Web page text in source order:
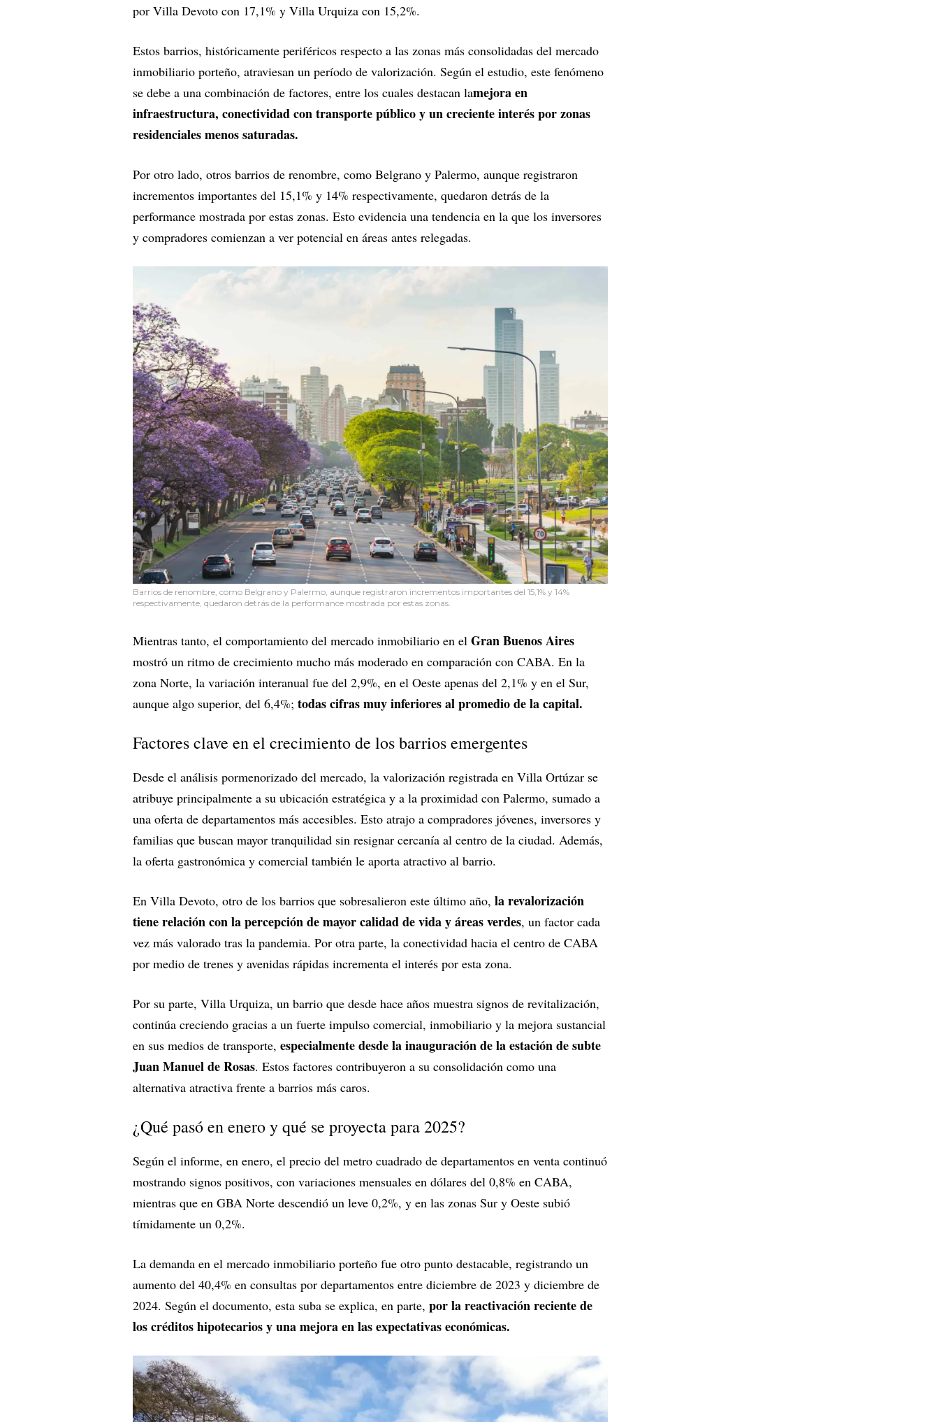
por Villa Devoto con 17,1% y Villa Urquiza con 15,2%.
Estos barrios, históricamente periféricos respecto a las zonas más consolidadas del mercado
inmobiliario porteño, atraviesan un período de valorización. Según el estudio, este fenómeno
se debe a una combinación de factores, entre los cuales destacan lamejora en
infraestructura, conectividad con transporte público y un creciente interés por zonas
residenciales menos saturadas.
Por otro lado, otros barrios de renombre, como Belgrano y Palermo, aunque registraron
incrementos importantes del 15,1% y 14% respectivamente, quedaron detrás de la
performance mostrada por estas zonas. Esto evidencia una tendencia en la que los inversores
y compradores comienzan a ver potencial en áreas antes relegadas.
Barrios de renombre, como Belgrano y Palermo, aunque registraron incrementos importantes del 15,1% y 14%
respectivamente, quedaron detrás de la performance mostrada por estas zonas.
Mientras tanto, el comportamiento del mercado inmobiliario en el Gran Buenos Aires
mostró un ritmo de crecimiento mucho más moderado en comparación con CABA. En la
zona Norte, la variación interanual fue del 2,9%, en el Oeste apenas del 2,1% y en el Sur,
aunque algo superior, del 6,4%; todas cifras muy inferiores al promedio de la capital.
Factores clave en el crecimiento de los barrios emergentes
Desde el análisis pormenorizado del mercado, la valorización registrada en Villa Ortúzar se
atribuye principalmente a su ubicación estratégica y a la proximidad con Palermo, sumado a
una oferta de departamentos más accesibles. Esto atrajo a compradores jóvenes, inversores y
familias que buscan mayor tranquilidad sin resignar cercanía al centro de la ciudad. Además,
la oferta gastronómica y comercial también le aporta atractivo al barrio.
En Villa Devoto, otro de los barrios que sobresalieron este último año, la revalorización
tiene relación con la percepción de mayor calidad de vida y áreas verdes, un factor cada
vez más valorado tras la pandemia. Por otra parte, la conectividad hacia el centro de CABA
por medio de trenes y avenidas rápidas incrementa el interés por esta zona.
Por su parte, Villa Urquiza, un barrio que desde hace años muestra signos de revitalización,
continúa creciendo gracias a un fuerte impulso comercial, inmobiliario y la mejora sustancial
en sus medios de transporte, especialmente desde la inauguración de la estación de subte
Juan Manuel de Rosas. Estos factores contribuyeron a su consolidación como una
alternativa atractiva frente a barrios más caros.
¿Qué pasó en enero y qué se proyecta para 2025?
Según el informe, en enero, el precio del metro cuadrado de departamentos en venta continuó
mostrando signos positivos, con variaciones mensuales en dólares del 0,8% en CABA,
mientras que en GBA Norte descendió un leve 0,2%, y en las zonas Sur y Oeste subió
tímidamente un 0,2%.
La demanda en el mercado inmobiliario porteño fue otro punto destacable, registrando un
aumento del 40,4% en consultas por departamentos entre diciembre de 2023 y diciembre de
2024. Según el documento, esta suba se explica, en parte, por la reactivación reciente de
los créditos hipotecarios y una mejora en las expectativas económicas.